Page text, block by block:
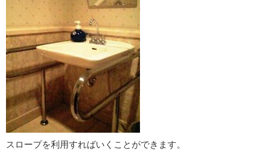
スロープを利用すればいくことができます。